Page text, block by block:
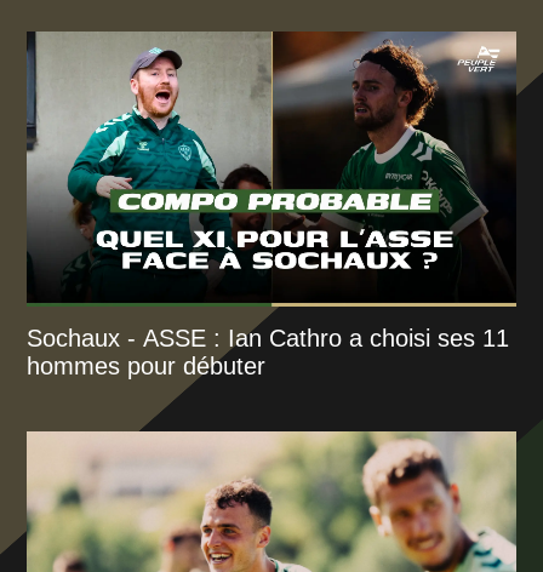
Sochaux - ASSE : Ian Cathro a choisi ses 11
hommes pour débuter